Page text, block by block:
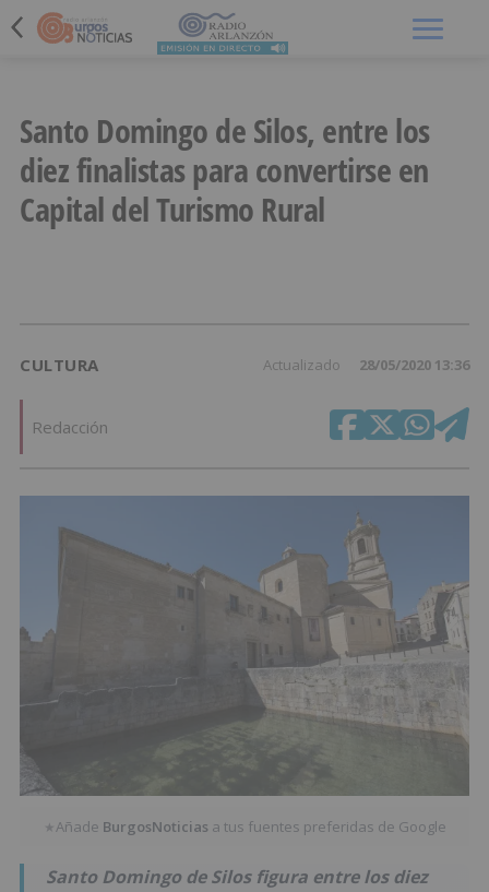
Santo Domingo de Silos, entre los
diez finalistas para convertirse en
Capital del Turismo Rural
CULTURA Actualizado 28/05/2020 13:36
Redacción
★Añade BurgosNoticias a tus fuentes preferidas de Google
Santo Domingo de Silos figura entre los diez